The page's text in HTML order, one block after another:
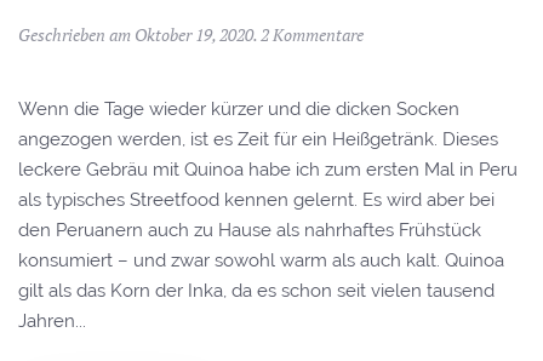
Geschrieben am Oktober 19, 2020. 2 Kommentare
Wenn die Tage wieder kürzer und die dicken Socken
angezogen werden, ist es Zeit für ein Heißgetränk. Dieses
leckere Gebräu mit Quinoa habe ich zum ersten Mal in Peru
als typisches Streetfood kennen gelernt. Es wird aber bei
den Peruanern auch zu Hause als nahrhaftes Frühstück
konsumiert – und zwar sowohl warm als auch kalt. Quinoa
gilt als das Korn der Inka, da es schon seit vielen tausend
Jahren...